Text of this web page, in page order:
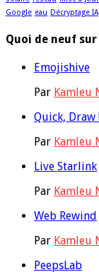
Google eau Décryptage IA
Quoi de neuf
Emojishive
Par Kamleu
Quick, Draw
Par Kamleu
Live Starlink
Par Kamleu
Web Rewind
Par Kamleu
PeepsLab